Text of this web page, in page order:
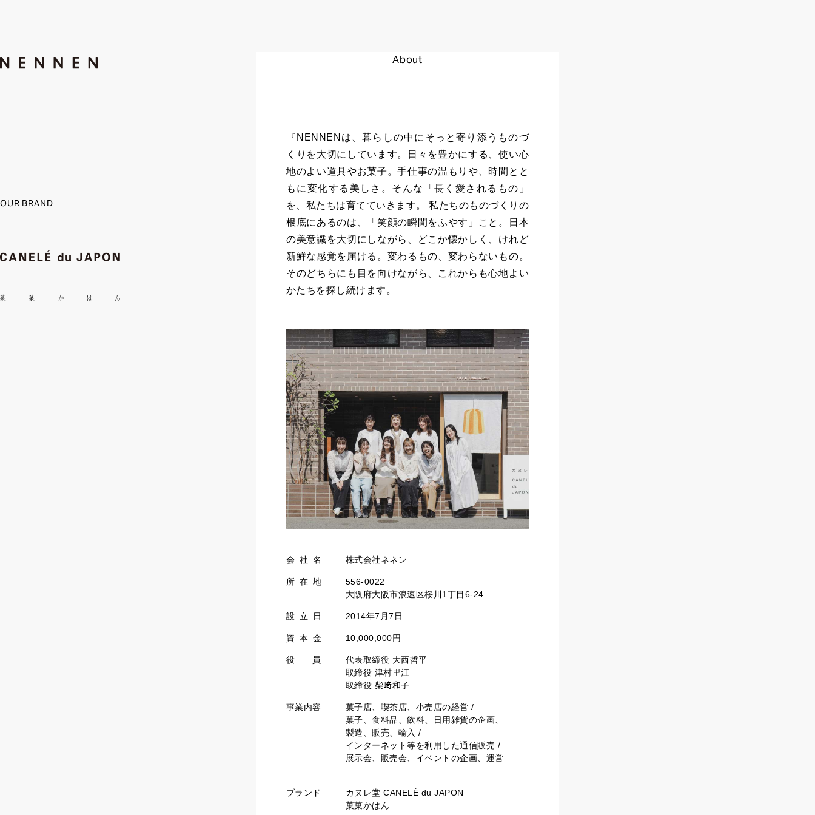
OUR BRAND
About
『NENNENは、暮らしの中にそっと寄り添うものづ
くりを大切にしています。日々を豊かにする、使い心
地のよい道具やお菓子。手仕事の温もりや、時間とと
もに変化する美しさ。そんな「長く愛されるもの」
を、私たちは育てていきます。 私たちのものづくりの
根底にあるのは、「笑顔の瞬間をふやす」こと。日本
の美意識を大切にしながら、どこか懐かしく、けれど
新鮮な感覚を届ける。変わるもの、変わらないもの。
そのどちらにも目を向けながら、これからも心地よい
かたちを探し続けます。
会社名 株式会社ネネン
所在地
556-0022
大阪府大阪市浪速区桜川1丁目6-24
設立日 2014年7月7日
資本金 10,000,000円
役 員
代表取締役 大西哲平
取締役 津村里江
取締役 柴﨑和子
事業内容
菓子店、喫茶店、小売店の経営 /
菓子、食料品、飲料、日用雑貨の企画、
製造、販売、輸入 /
インターネット等を利用した通信販売 /
展示会、販売会、イベントの企画、運営
ブランド
カヌレ堂 CANELÉ du JAPON
菓菓かはん